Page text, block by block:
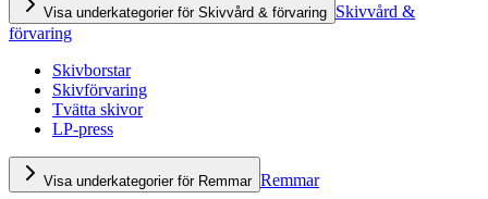
Visa underkategorier för Skivvård & förvaring Skivvård &
förvaring
Skivborstar
Skivförvaring
Tvätta skivor
LP-press
Visa underkategorier för Remmar Remmar